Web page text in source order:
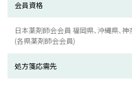
会員資格
日本薬剤師会会員 福岡県、沖縄県、神
(各県薬剤師会会員)
処方箋応需先